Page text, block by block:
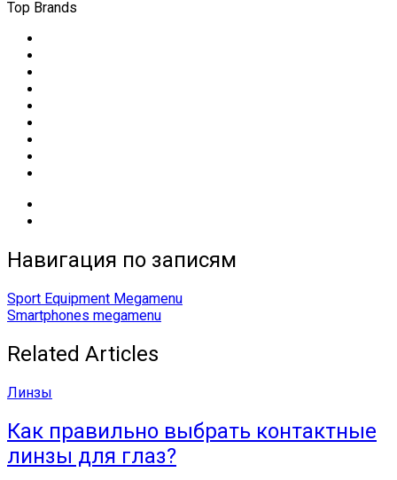
Top Brands
Навигация по записям
Sport Equipment Megamenu
Smartphones megamenu
Related Articles
Линзы
Как правильно выбрать контактные
линзы для глаз?